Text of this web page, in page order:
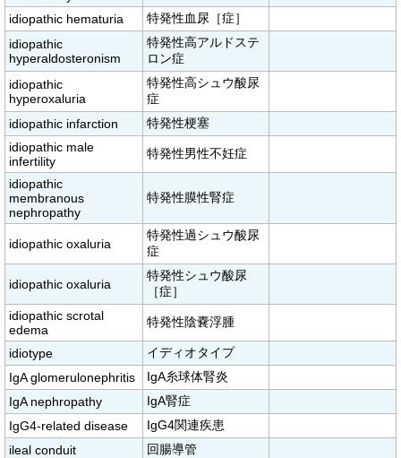
idiopathic hematuria
特発性血尿［症］
idiopathic
hyperaldosteronism
特発性高アルドステ
ロン症
idiopathic
hyperoxaluria
特発性高シュウ酸尿
症
idiopathic infarction
特発性梗塞
idiopathic male
infertility
特発性男性不妊症
idiopathic
membranous
nephropathy
特発性膜性腎症
idiopathic oxaluria
特発性過シュウ酸尿
症
idiopathic oxaluria
特発性シュウ酸尿
［症］
idiopathic scrotal
edema
特発性陰嚢浮腫
idiotype
イディオタイプ
IgA glomerulonephritis
IgA糸球体腎炎
IgA nephropathy
IgA腎症
IgG4-related disease
IgG4関連疾患
ileal conduit
回腸導管